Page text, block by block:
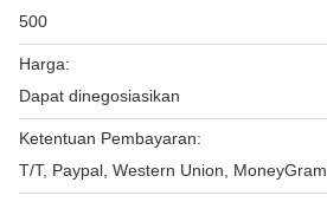
500
Harga:
Dapat dinegosiasikan
Ketentuan Pembayaran:
T/T, Paypal, Western Union,